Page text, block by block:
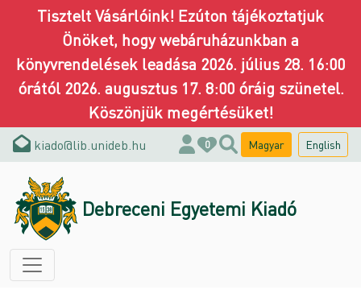
Tisztelt Vásárlóink! Ezúton tájékoztatjuk
Önöket, hogy webáruházunkban a
könyvrendelések leadása 2026. július 28. 16:00
órától 2026. augusztus 17. 8:00 óráig szünetel.
Köszönjük megértésüket!
kiado@lib.unideb.hu 0 Magyar English
Debreceni Egyetemi Kiadó